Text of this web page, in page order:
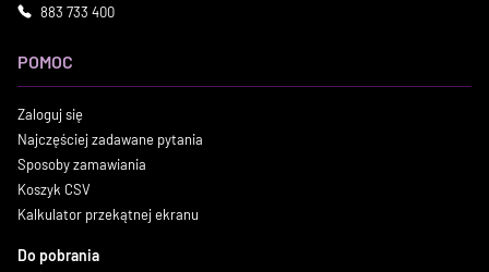
883 733 400
POMOC
Zaloguj się
Najczęściej zadawane pytania
Sposoby zamawiania
Koszyk CSV
Kalkulator przekątnej ekranu
Do pobrania